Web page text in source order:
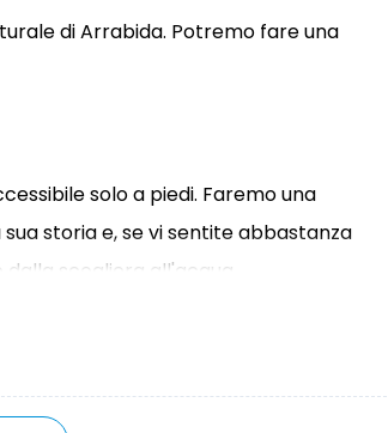
di Arrabida. Potremo fare una
solo a piedi. Faremo una
storia e, se vi sentite abbastanza
scogliera all'acqua.